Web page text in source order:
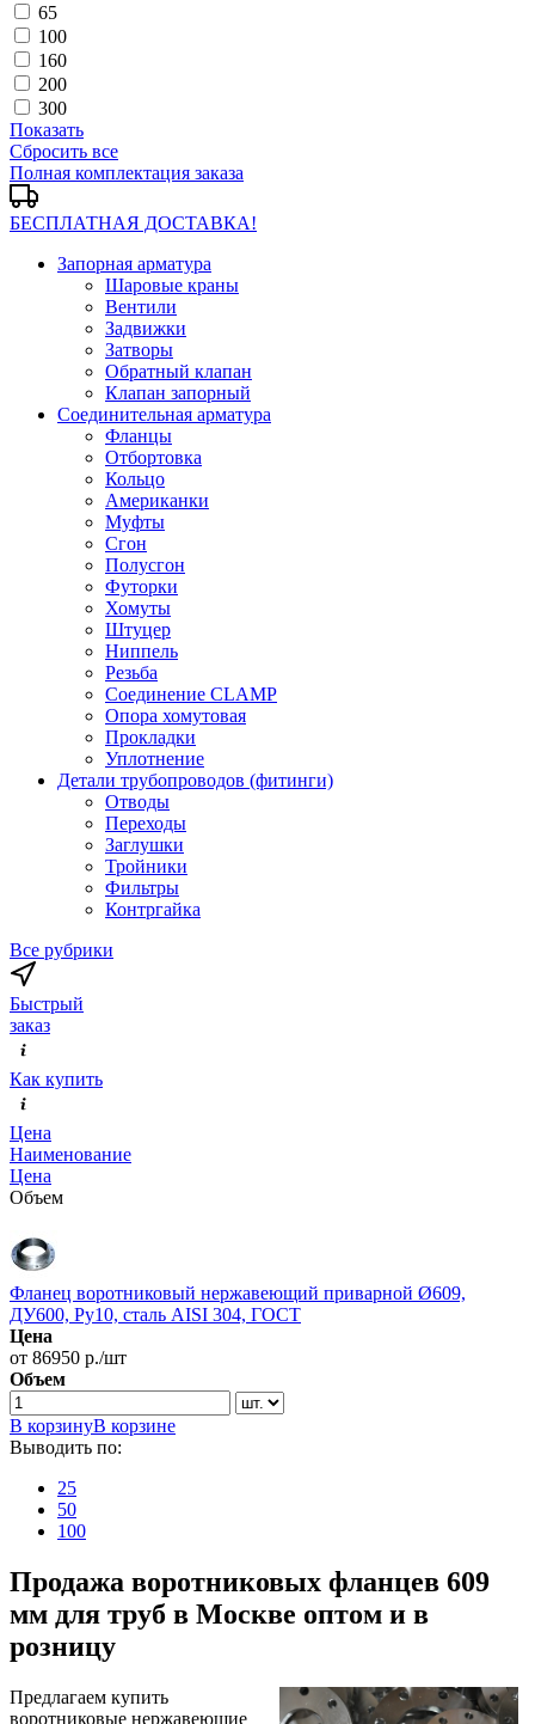
65
100
160
200
300
Показать
Сбросить все
Полная комплектация заказа
БЕСПЛАТНАЯ ДОСТАВКА!
Запорная арматура
Шаровые краны
Вентили
Задвижки
Затворы
Обратный клапан
Клапан запорный
Соединительная арматура
Фланцы
Отбортовка
Кольцо
Американки
Муфты
Сгон
Полусгон
Футорки
Хомуты
Штуцер
Ниппель
Резьба
Соединение CLAMP
Опора хомутовая
Прокладки
Уплотнение
Детали трубопроводов (фитинги)
Отводы
Переходы
Заглушки
Тройники
Фильтры
Контргайка
Все рубрики
Быстрый
заказ
Как купить
Цена
Наименование
Цена
Объем
Фланец воротниковый нержавеющий приварной Ø609,
ДУ600, Ру10, сталь AISI 304, ГОСТ
Цена
от 86950 р./шт
Объем
В корзинуВ корзине
Выводить по:
25
50
100
Продажа воротниковых фланцев 609
мм для труб в Москве оптом и в
розницу
Предлагаем купить
воротниковые нержавеющие